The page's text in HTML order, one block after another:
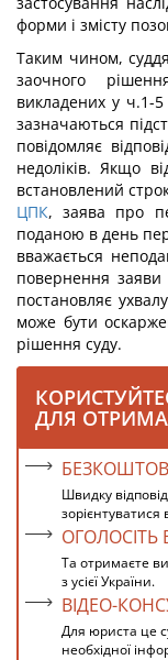
форми і змісту
Таким чином,
заочного
викладених у ч.1-5
зазначаються
повідомляє
недоліків. Якщо
встановлений
ЦПК, заява про
поданою в день
вважається
повернення
постановляє
може бути
рішення суду.
ДЛЯ
Швидку
Та отримаєте
з усієї України.
ВІДЕО-
Для юриста це
необхідної